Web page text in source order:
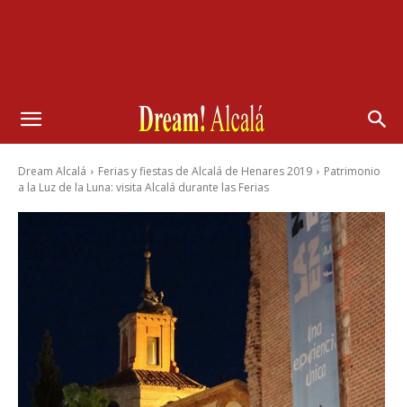
Dream Alcalá Ferias y fiestas de Alcalá de Henares 2019
Patrimonio
a la Luz de la Luna: visita Alcalá durante las Ferias